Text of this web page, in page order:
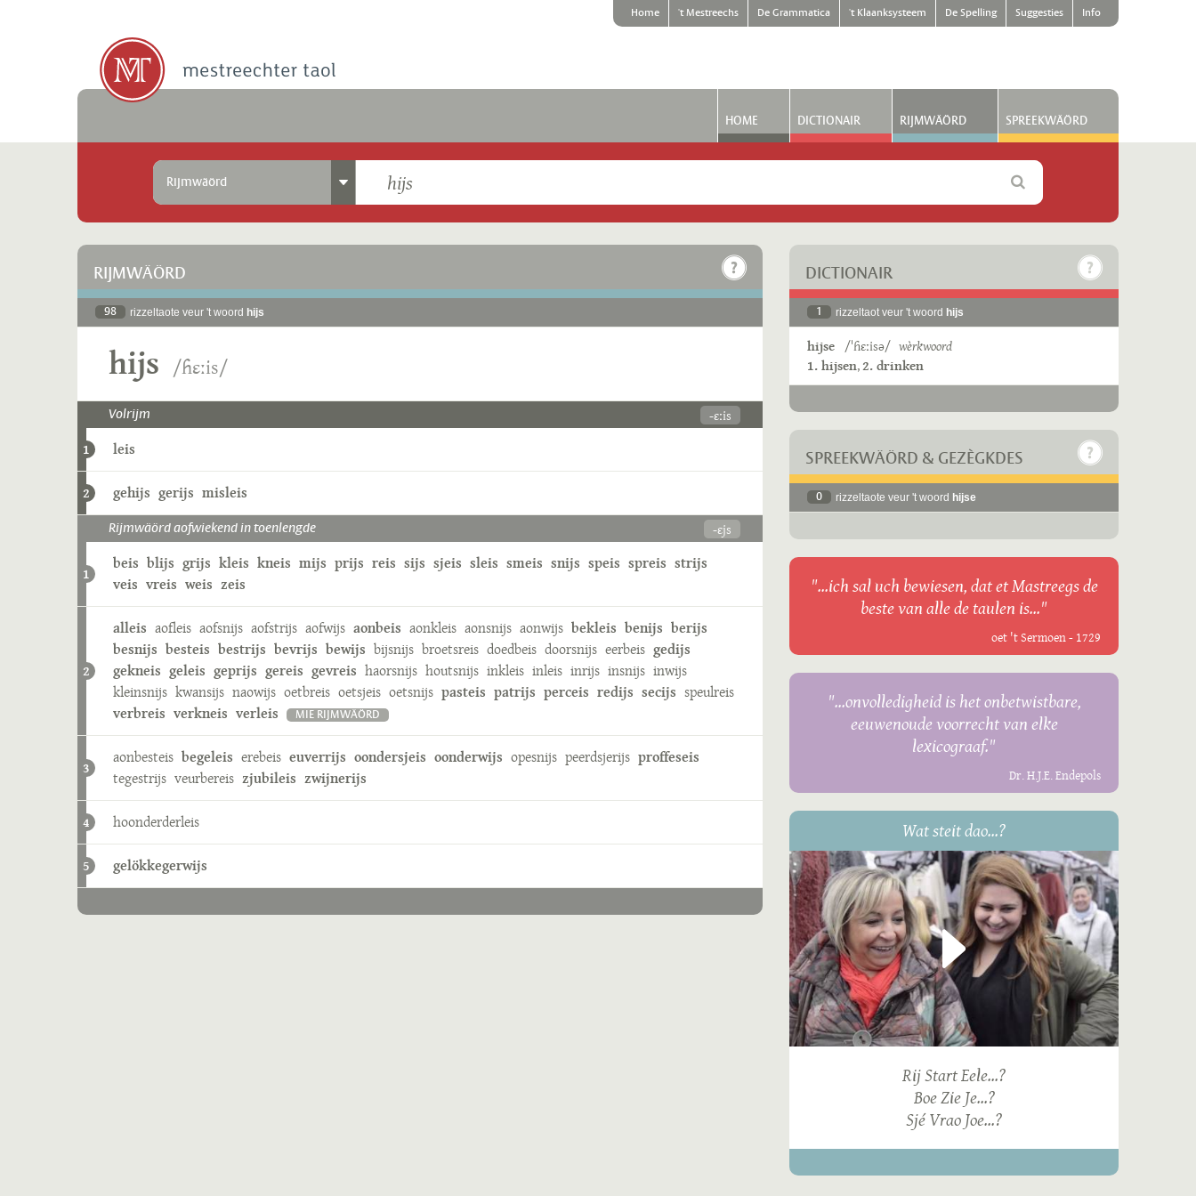
Home 't Mestreechs De Grammatica 't Klaanksysteem De Spelling Suggesties Info
HOME DICTIONAIR RIJMWÄÖRD SPREEKWÄÖRD
Rijmwäörd
RIJMWÄÖRD
98 rizzeltaote veur 't woord hijs
hijs /ɦɛːis/
Volrijm -ɛːis
1 leis
2 gehijs gerijs misleis
Rijmwäörd aofwiekend in toenlengde -ɛjs
1
beis blijs grijs kleis kneis mijs prijs reis sijs sjeis sleis smeis snijs speis spreis strijs
veis vreis weis zeis
2
alleis aofleis aofsnijs aofstrijs aofwijs aonbeis aonkleis aonsnijs aonwijs bekleis benijs berijs
besnijs besteis bestrijs bevrijs bewijs bijsnijs broetsreis doedbeis doorsnijs eerbeis gedijs
gekneis geleis geprijs gereis gevreis haorsnijs houtsnijs inkleis inleis inrijs insnijs inwijs
kleinsnijs kwansijs naowijs oetbreis oetsjeis oetsnijs pasteis patrijs perceis redijs secijs speulreis
verbreis verkneis verleis MIE RIJMWÄÖRD
3
aonbesteis begeleis erebeis euverrijs oondersjeis oonderwijs opesnijs peerdsjerijs proffeseis
tegestrijs veurbereis zjubileis zwijnerijs
4 hoonderderleis
5 gelökkegerwijs
DICTIONAIR
1 rizzeltaot veur 't woord hijs
hijse /ˈɦɛːisə/ wèrkwoord
1. hijsen,2. drinken
SPREEKWÄÖRD & GEZÈGKDES
0 rizzeltaote veur 't woord hijse
"...ich sal uch bewiesen, dat et Mastreegs de
beste van alle de taulen is..."
oet 't Sermoen - 1729
"...onvolledigheid is het onbetwistbare,
eeuwenoude voorrecht van elke
lexicograaf."
Dr. H.J.E. Endepols
Wat steit dao...?
Rij Start Eele...?
Boe Zie Je...?
Sjé Vrao Joe...?